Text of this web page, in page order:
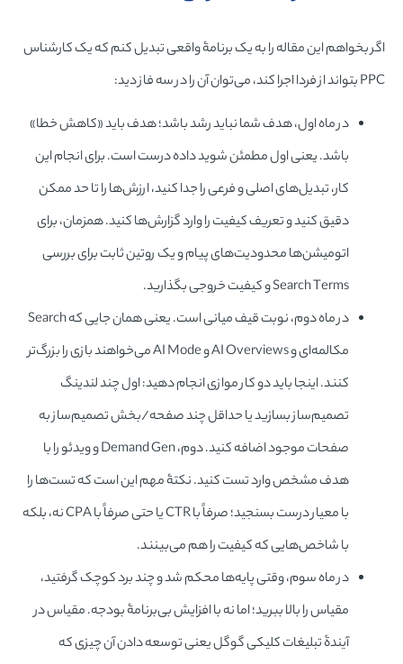
اگر بخواهم این مقاله را به یک برنامۀ واقعی تبدیل کنم که یک کارشناس
PPC بتواند از فردا اجرا کند، می‌توان آن را در سه فاز دید:
در ماه اول، هدف شما نباید رشد باشد؛ هدف باید «کاهش خطا»
باشد. یعنی اول مطمئن شوید داده درست است. برای انجام این
کار، تبدیل‌های اصلی و فرعی را جدا کنید، ارزش‌ها را تا حد ممکن
دقیق کنید و تعریف کیفیت را وارد گزارش‌ها کنید. همزمان، برای
اتومیشن‌ها محدودیت‌های پیام و یک روتین ثابت برای بررسی
Search Terms و کیفیت خروجی بگذارید.
در ماه دوم، نوبت قیف میانی است. یعنی همان جایی که Search
مکالمه‌ای و AI Overviews و AI Mode می‌خواهند بازی را بزرگ‌تر
کنند. اینجا باید دو کار موازی انجام دهید: اول چند لندینگ
تصمیم‌ساز بسازید یا حداقل چند صفحه/بخش تصمیم‌ساز به
صفحات موجود اضافه کنید. دوم، Demand Gen و ویدئو را با
هدف مشخص وارد تست کنید. نکتۀ مهم این است که تست‌ها را
با معیار درست بسنجید؛ صرفاً با CTR یا حتی صرفاً با CPA نه، بلکه
با شاخص‌هایی که کیفیت را هم می‌بینند.
در ماه سوم، وقتی پایه‌ها محکم شد و چند برد کوچک گرفتید،
مقیاس را بالا ببرید؛ اما نه با افزایش بی‌برنامۀ بودجه. مقیاس در
آیندۀ تبلیغات کلیکی گوگل یعنی توسعه دادن آن چیزی که